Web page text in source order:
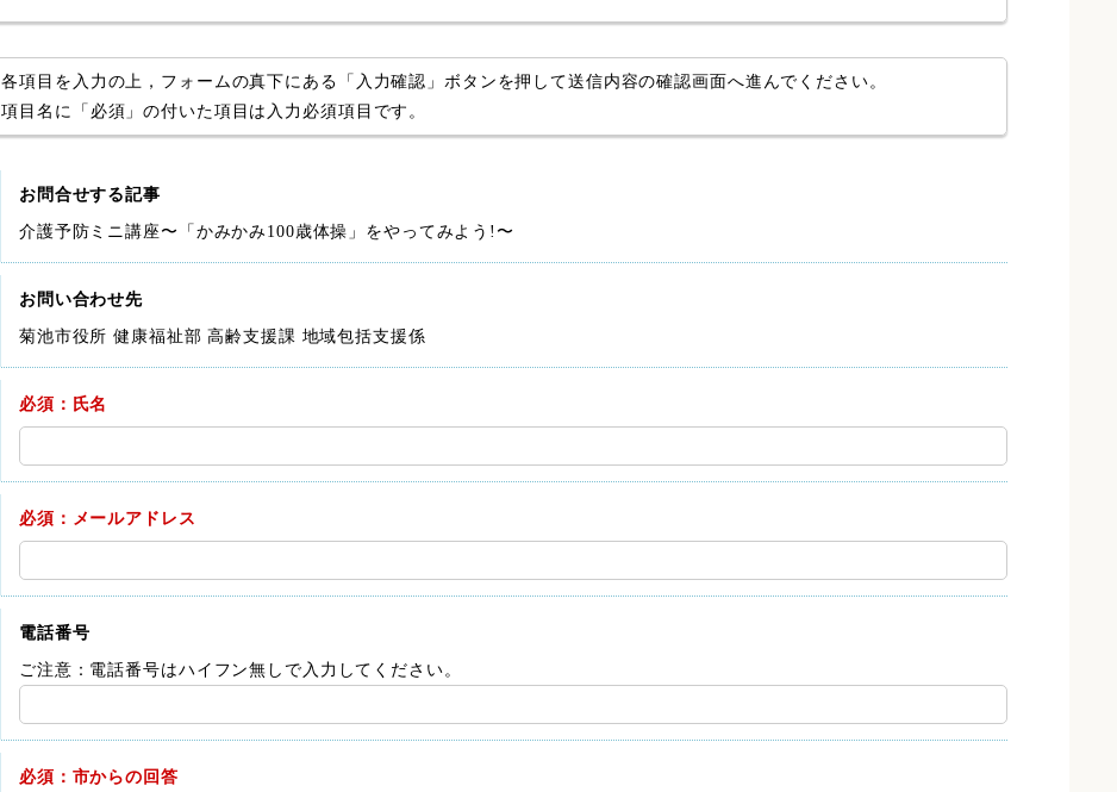
各項目を入力の上，フォームの真下にある「入力確認」ボタンを押して送信内容の確認画面へ進んでください。
項目名に「必須」の付いた項目は入力必須項目です。
お問合せする記事
介護予防ミニ講座〜「かみかみ100歳体操」をやってみよう!〜
お問い合わせ先
菊池市役所 健康福祉部 高齢支援課 地域包括支援係
必須：氏名
必須：メールアドレス
電話番号
ご注意：電話番号はハイフン無しで入力してください。
必須：市からの回答